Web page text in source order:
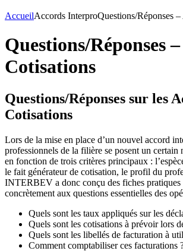
AccueilAccords InterproQuestions/Réponses
Questions/Réponses
Cotisations
Questions/Réponses sur les
Cotisations
Lors de la mise en place d’un nouvel accord
professionnels de la filière se posent un certain
en fonction de trois critères principaux :
le fait générateur de cotisation, le profil du
INTERBEV a donc conçu des fiches pratiques
concrètement aux questions essentielles des
Quels sont les taux appliqués sur les
Quels sont les cotisations à prévoir lors
Quels sont les libellés de facturation à
Comment comptabiliser ces facturations